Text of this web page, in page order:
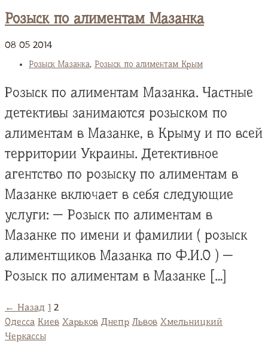
Розыск по алиментам Мазанка
08 05 2014
Розыск Мазанка, Розыск по алиментам Крым
Розыск по алиментам Мазанка. Частные
детективы занимаются розыском по
алиментам в Мазанке, в Крыму и по всей
территории Украины. Детективное
агентство по розыску по алиментам в
Мазанке включает в себя следующие
услуги: — Розыск по алиментам в
Мазанке по имени и фамилии ( розыск
алиментщиков Мазанка по Ф.И.О ) —
Розыск по алиментам в Мазанке […]
← Назад 1 2
Одесса Киев Харьков Днепр Львов Хмельницкий
Черкассы